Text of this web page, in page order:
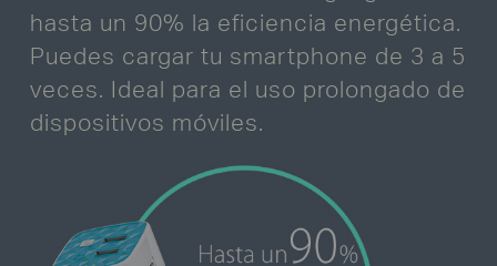
hasta un 90% la eficiencia energética.
Puedes cargar tu smartphone de 3 a 5
veces. Ideal para el uso prolongado de
dispositivos móviles.